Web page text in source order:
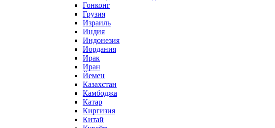
Гонконг
Грузия
Израиль
Индия
Индонезия
Иордания
Ирак
Иран
Йемен
Казахстан
Камбоджа
Катар
Киргизия
Китай